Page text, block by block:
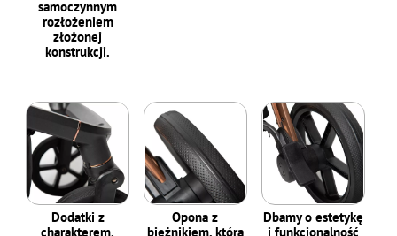
samoczynnym
rozłożeniem
złożonej
konstrukcji.
Dodatki z
charakterem,
Opona z
bieżnikiem, która
Dbamy o estetykę
i funkcjonalność